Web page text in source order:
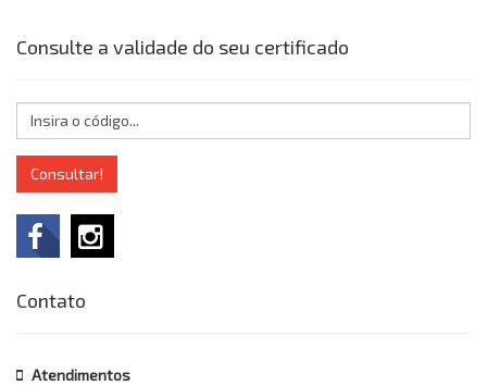
Consulte a validade do seu certificado
Consultar!
Contato
Atendimentos